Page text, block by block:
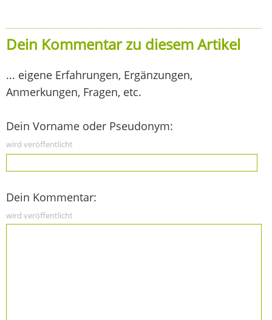
Dein Kommentar zu diesem Artikel
... eigene Erfahrungen, Ergänzungen,
Anmerkungen, Fragen, etc.
Dein Vorname oder Pseudonym:
wird veröffentlicht
Dein Kommentar:
wird veröffentlicht